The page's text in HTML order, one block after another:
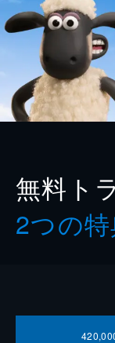
無料ト
2つの